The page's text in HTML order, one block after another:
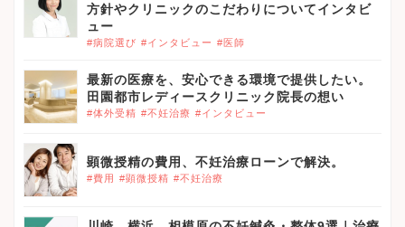
方針やクリニックのこだわりについてインタビ
ュー
#病院選び #インタビュー #医師
最新の医療を、安心できる環境で提供したい。
田園都市レディースクリニック院長の想い
#体外受精 #不妊治療 #インタビュー
顕微授精の費用、不妊治療ローンで解決。
#費用 #顕微授精 #不妊治療